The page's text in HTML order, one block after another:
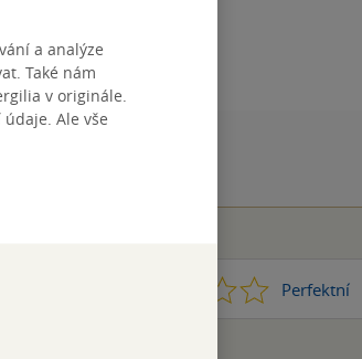
Perfektní
a analýze
Také nám
v originále.
Ale vše